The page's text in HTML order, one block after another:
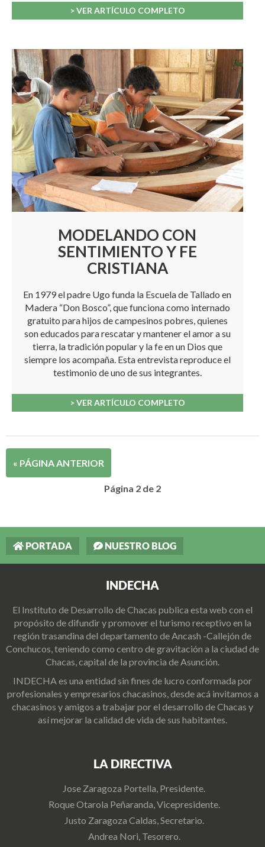
> VER ARTÍCULO COMPLETO
MODELANDO CON
SENTIMIENTO Y FE
CRISTIANA
En 1979 el padre Ugo funda la Escuela de Tallado en
Madera “Don Bosco”, que funciona como internado
gratuito para hijos de campesinos pobres, quienes
son educados para rescatar y mantener el amor a su
tierra, la tradición popular y la fe en un Dios que
siempre los acompaña. Esta entrevista reproduce el
testimonio de uno de sus integrantes.
> VER ARTÍCULO COMPLETO
« PÁGINA ANTERIOR
Página 2 de 2
PORTADA NUESTRO BLOG
INDECHA
El Instituto de Desarrollo de Chacas publica esta web con el
propósito de difundir y promover el turismo receptivo en la
región trasandina del departamento de Ancash -Callejón de
Conchucos, teniendo como centro de gravitación a la ciudad de
Chacas, capital de la provincia de Asunción.
INDECHA es una entidad sin fines de lucro conformada por
profesionales y empresarios chacasinos, desde acá invitamos a
chacasinos y amigos a trabajar por el desarrollo de Chacas y
así mejorar la calidad de vida de sus habitantes.
LA DIRECTIVA
Jose Zaragoza Portella, Presidente.
Roque Otarola Peñaranda, Vicepresidente.
Justo Zaragoza Caldas, Secretario.
Andrea Nori, Tesorero.